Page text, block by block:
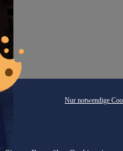
Nur notwendige